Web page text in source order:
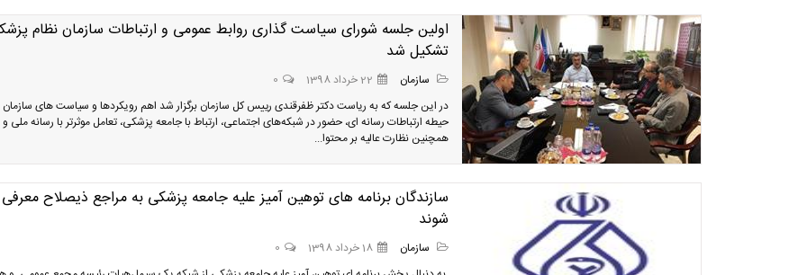
اولین جلسه شورای سیاست گذاری روابط عمومی و ارتباطات سازمان نظام
تشکیل شد
سازمان 22 خرداد 1398
0
در این جلسه که به ریاست دکتر ظفرقندی رییس کل سازمان برگزار شد اهم رویکردها و سیاست های سازمان
حیطه ارتباطات رسانه ای، حضور در شبکه‌های اجتماعی، ارتباط با جامعه پزشکی، تعامل موثرتر با رسانه ملی و
همچنین نظارت عالیه بر محتوا...
سازندگان برنامه های توهین آمیز علیه جامعه پزشکی به مراجع ذیصلاح معرفی
شوند
سازمان 18 خرداد 1398
0